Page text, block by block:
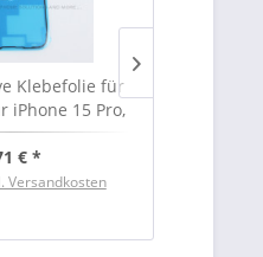
Klebefolie für
iPhone 15 Pro,
€ *
Versandkosten